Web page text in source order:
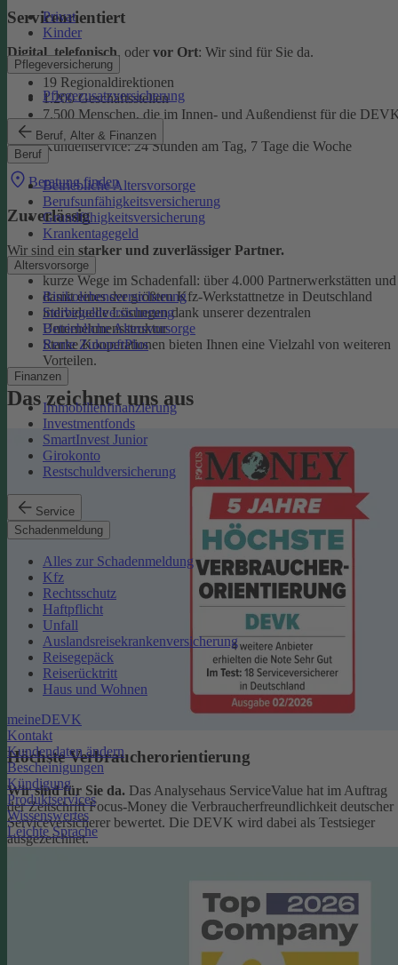
Privat
Kinder
Pflegeversicherung
Pflegezusatzversicherung
Beruf, Alter & Finanzen
Beruf
Betriebliche Altersvorsorge
Berufsunfähigkeitsversicherung
Grundfähigkeitsversicherung
Krankentagegeld
Altersvorsorge
Risikolebensversicherung
Sterbegeldversicherung
Betriebliche Altersvorsorge
Rente ZukunftPlus
Finanzen
Immobilienfinanzierung
Investmentfonds
SmartInvest Junior
Girokonto
Restschuldversicherung
Service
Schadenmeldung
Alles zur Schadenmeldung
Kfz
Rechtsschutz
Haftpflicht
Unfall
Auslandsreisekrankenversicherung
Reisegepäck
Reiserücktritt
Haus und Wohnen
meineDEVK
Kontakt
Kundendaten ändern
Bescheinigungen
Kündigung
Produktservices
Wissenswertes
Leichte Sprache
Serviceorientiert
Digital,telefonisch, oder vor Ort: Wir sind für Sie da.
19 Regionaldirektionen
1.200 Geschäftsstellen
7.500 Menschen, die im Innen- und Außendienst für die
arbeiten
Kundenservice: 24 Stunden am Tag, 7 Tage die Woche
Beratung finden
Zuverlässig
Wir sind ein starker und zuverlässiger Partner.
kurze Wege im Schadenfall: über 4.000 Partnerwerkstätten und
damit eines der größten Kfz-Werkstattnetze in Deutschland
individuelle Lösungen dank unserer dezentralen
Unternehmensstruktur
Starke Kooperationen bieten Ihnen eine Vielzahl von weiteren
Vorteilen.
Das zeichnet uns aus
Höchste Verbraucherorientierung
Wir sind für Sie da. Das Analysehaus ServiceValue hat im Auftrag
der Zeitschrift Focus-Money die Verbraucherfreundlichkeit deutscher
Serviceversicherer bewertet. Die DEVK wird dabei als Testsieger
ausgezeichnet.